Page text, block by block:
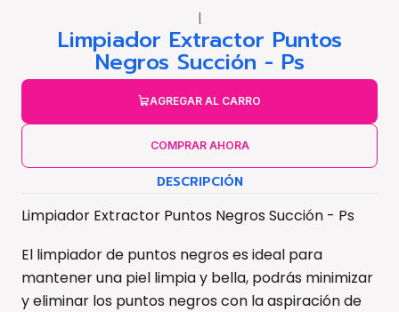
|
Limpiador Extractor Puntos
Negros Succión - Ps
AGREGAR AL CARRO
COMPRAR AHORA
DESCRIPCIÓN
Limpiador Extractor Puntos Negros Succión - Ps
El limpiador de puntos negros es ideal para
mantener una piel limpia y bella, podrás minimizar
y eliminar los puntos negros con la aspiración de